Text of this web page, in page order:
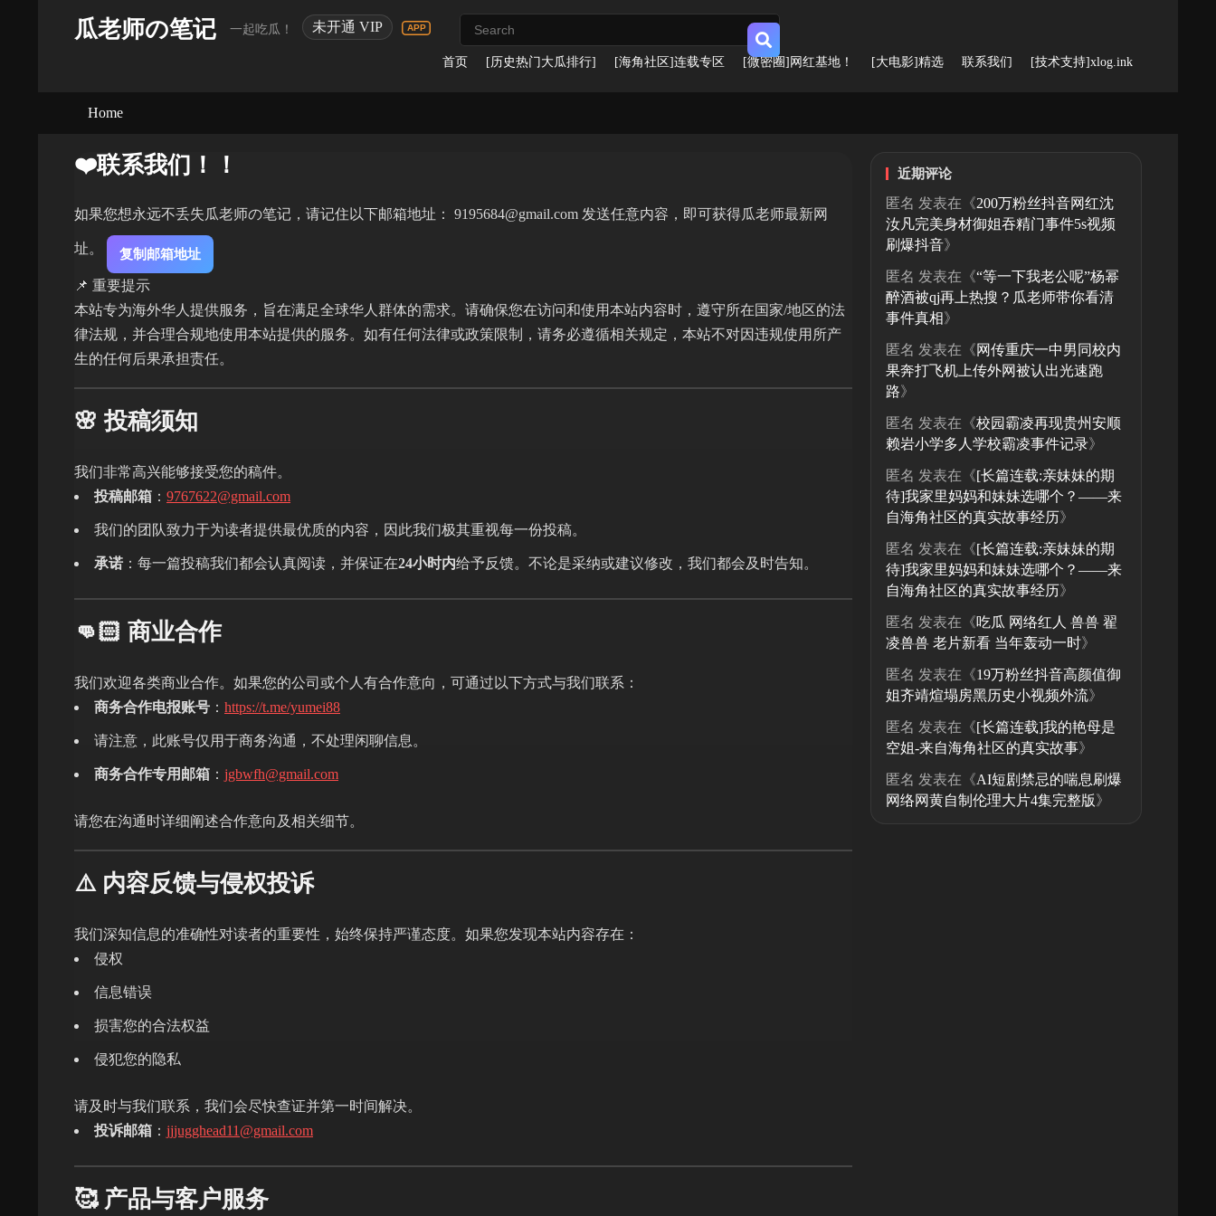
瓜老师の笔记 未开通 VIP
一起吃瓜！
首页 [历史热门大瓜排行] [海角社区]连载专区 [微密圈]网红基地！ [大电影]精选 联系我们 [技术支持]xlog.ink
Home
❤️联系我们！！
如果您想永远不丢失瓜老师の笔记，请记住以下邮箱地址： 9195684@gmail.com 发送任意内容，即可获得瓜老师最新网
址。 复制邮箱地址
📌 重要提示
本站专为海外华人提供服务，旨在满足全球华人群体的需求。请确保您在访问和使用本站内容时，遵守所在国家/地区的法
律法规，并合理合规地使用本站提供的服务。如有任何法律或政策限制，请务必遵循相关规定，本站不对因违规使用所产
生的任何后果承担责任。
🌸 投稿须知
我们非常高兴能够接受您的稿件。
投稿邮箱 ： 9767622@gmail.com
我们的团队致力于为读者提供最优质的内容，因此我们极其重视每一份投稿。
承诺 ：每一篇投稿我们都会认真阅读，并保证在24小时内给予反馈。不论是采纳或建议修改，我们都会及时告知。
👊🏻 商业合作
我们欢迎各类商业合作。如果您的公司或个人有合作意向，可通过以下方式与我们联系：
商务合作电报账号 ： https://t.me/yumei88
请注意，此账号仅用于商务沟通，不处理闲聊信息。
商务合作专用邮箱 ： jgbwfh@gmail.com
请您在沟通时详细阐述合作意向及相关细节。
⚠️ 内容反馈与侵权投诉
我们深知信息的准确性对读者的重要性，始终保持严谨态度。如果您发现本站内容存在：
侵权
信息错误
损害您的合法权益
侵犯您的隐私
请及时与我们联系，我们会尽快查证并第一时间解决。
投诉邮箱 ： jjjugghead11@gmail.com
🥰 产品与客户服务
近期评论
匿名 发表在《200万粉丝抖音网红沈
汝凡完美身材御姐吞精门事件5s视频
刷爆抖音》
匿名 发表在《“等一下我老公呢”杨幂
醉酒被qj再上热搜？瓜老师带你看清
事件真相》
匿名 发表在《网传重庆一中男同校内
果奔打飞机上传外网被认出光速跑
路》
匿名 发表在《校园霸凌再现贵州安顺
赖岩小学多人学校霸凌事件记录》
匿名 发表在《[长篇连载:亲妹妹的期
待]我家里妈妈和妹妹选哪个？——来
自海角社区的真实故事经历》
匿名 发表在《[长篇连载:亲妹妹的期
待]我家里妈妈和妹妹选哪个？——来
自海角社区的真实故事经历》
匿名 发表在《吃瓜 网络红人 兽兽 翟
凌兽兽 老片新看 当年轰动一时》
匿名 发表在《19万粉丝抖音高颜值御
姐齐靖煊塌房黑历史小视频外流》
匿名 发表在《[长篇连载]我的艳母是
空姐-来自海角社区的真实故事》
匿名 发表在《AI短剧禁忌的喘息刷爆
网络网黄自制伦理大片4集完整版》